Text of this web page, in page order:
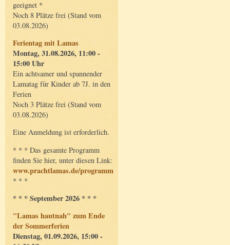
geeignet *
Noch 8 Plätze frei (Stand vom
03.08.2026)
Ferientag mit Lamas
Montag, 31.08.2026, 11:00 -
15:00 Uhr
Ein achtsamer und spannender
Lamatag für Kinder ab 7J. in den
Ferien
Noch 3 Plätze frei (Stand vom
03.08.2026)
Eine Anmeldung ist erforderlich.
* * * Das gesamte Programm
finden Sie hier, unter diesen Link:
www.prachtlamas.de/programm
* * *
* * * September 2026 * * *
"Lamas hautnah" zum Ende
der Sommerferien
Dienstag, 01.09.2026, 15:00 -